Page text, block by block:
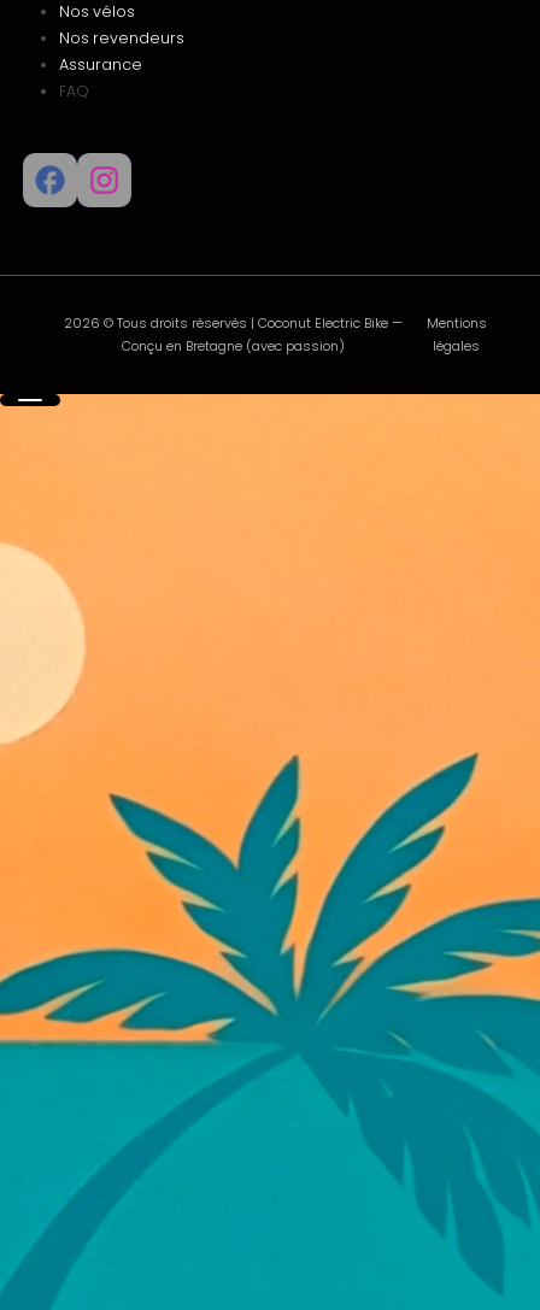
Nos vélos
Nos revendeurs
Assurance
FAQ
2026 © Tous droits réservés | Coconut Electric Bike —
Conçu en Bretagne (avec passion)
Mentions
légales